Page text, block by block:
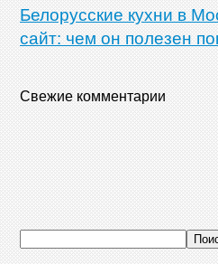
Белорусские кухни в
сайт: чем он полезен
Свежие комментарии